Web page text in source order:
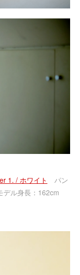
1. / ホワイト
パン
ル身長：162cm